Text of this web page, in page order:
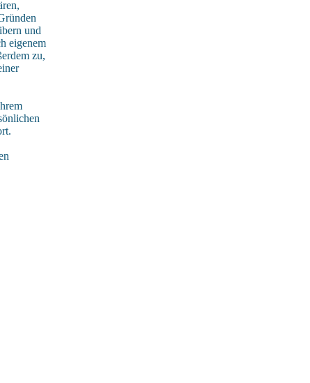
und
eigenem
zu,